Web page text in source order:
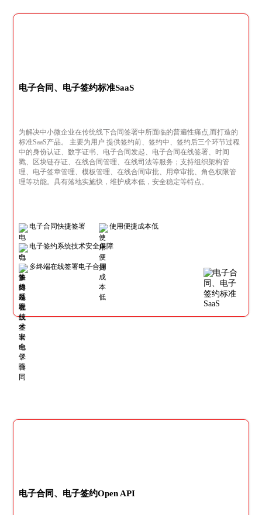
电子合同、电子签约标准SaaS
为解决中小微企业在传统线下合同签署中所面临的普遍性痛点,而打造的
标准SaaS产品。 主要为用户 提供签约前、签约中、签约后三个环节过程
中的身份认证、数字证书、电子合同发起、电子合同在线签署、时间
戳、区块链存证、在线合同管理、在线司法等服务；支持组织架构管
理、电子签章管理、模板管理、在线合同审批、用章审批、角色权限管
理等功能。具有落地实施快，维护成本低，安全稳定等特点。
电子合同快捷签署 使用便捷成本低
电子签约系统技术安全保障
多终端在线签署电子合同
电子合同、电子签约Open API